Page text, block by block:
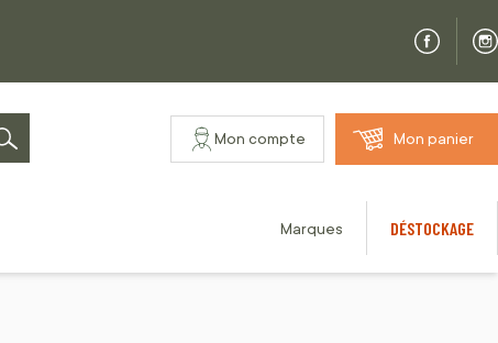
Rechercher
Mon compte Mon panier
Marques DÉSTOCKAGE